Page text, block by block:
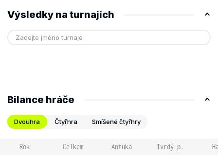
Výsledky na turnajích
Bilance hráče
Dvouhra Čtyřhra Smíšené čtyřhry
Rok Celkem Antuka Tvrdý p.